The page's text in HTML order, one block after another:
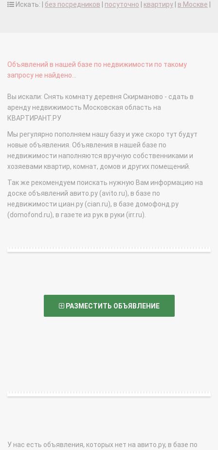
Искать: | без посредников посуточно квартиру в Москве
Объявлений в нашей базе по недвижимости по такому
запросу не найдено...
Вы искали: Снять комнату деревня Скирманово - сдать в
аренду недвижимость Московская область на
КВАРТИРАНТ.РУ
Мы регулярно пополняем нашу базу и уже скоро тут будут
новые объявления. Объявления в нашей базе по
недвижимости наполняются вручную собственниками и
хозяевами квартир, комнат, домов и других помещений.
Так же рекомендуем поискать нужную Вам информацию на
доске объявлений авито.ру (avito.ru), в базе по
недвижимости циан.ру (cian.ru), в базе домофонд.ру
(domofond.ru), в газете из рук в руки (irr.ru).
РАЗМЕСТИТЬ ОБЪЯВЛЕНИЕ
У нас есть объявления, которых нет на авито.ру, в базе по